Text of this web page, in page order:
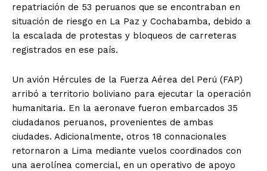
repatriación de 53 peruanos que se encontraban en
situación de riesgo en La Paz y Cochabamba, debido a
la escalada de protestas y bloqueos de carreteras
registrados en ese país.
Un avión Hércules de la Fuerza Aérea del Perú (FAP)
arribó a territorio boliviano para ejecutar la operación
humanitaria. En la aeronave fueron embarcados 35
ciudadanos peruanos, provenientes de ambas
ciudades. Adicionalmente, otros 18 connacionales
retornaron a Lima mediante vuelos coordinados con
una aerolínea comercial, en un operativo de apoyo